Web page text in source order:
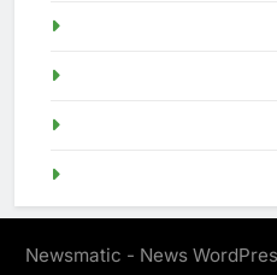
Newsmatic - News